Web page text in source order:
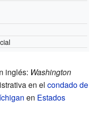
inglés: Washington
en el condado de
en Estados